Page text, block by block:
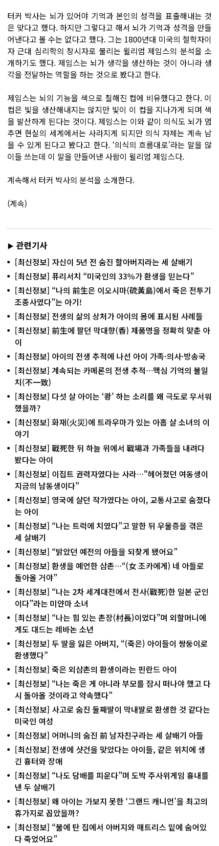
터커 박사는 뇌가 있어야 기억과 본인의 성격을 표출해내는 것
은 맞다고 했다. 하지만 그렇다고 해서 뇌가 기억과 성격을 만들
어낸다고 볼 수는 없다고 했다. 그는 1800년대 미국의 철학자이
자 근대 심리학의 창시자로 불리는 윌리엄 제임스의 분석을 소
개하기도 했다. 제임스는 뇌가 생각을 생산하는 것이 아니라 생
각을 전달하는 역할을 하는 것으로 봤다고 한다.
제임스는 뇌의 기능을 색으로 칠해진 컵에 비유했다고 한다. 이
컵은 빛을 생산해내지는 않지만 빛이 이 컵을 지나가게 되며 색
을 발산하게 된다는 것이다. 제임스는 이와 같이 의식도 뇌가 멈
추면 현실의 세계에서는 사라지게 되지만 의식 자체는 계속 남
을 수 있게 된다고 봤다고 한다. ‘의식의 흐름대로’라는 말을 많
이들 쓰는데 이 말을 만들어낸 사람이 윌리엄 제임스다.
계속해서 터커 박사의 분석을 소개한다.
(계속)
▶ 관련기사
[최신정보] 자신이 5년 전 숨진 할아버지라는 세 살배기
[최신정보] 퓨리서치 “미국인의 33％가 환생을 믿는다”
[최신정보] “나의 前生은 이오시마(硫黃島)에서 죽은 전투기
조종사였다”는 아기!
[최신정보] 전생의 삶의 상처가 아이의 몸에 표시된 사례들
[최신정보] 前生에 팔던 막대향(香) 제품명을 정확히 맞춘 아
이
[최신정보] 아이의 전생 추적에 나선 아이 가족·의사·방송국
[최신정보] 계속되는 카메론의 전생 추적…핵심 기억의 불일
치(不一致)
[최신정보] 다섯 살 아이는 ‘쾅’ 하는 소리를 왜 극도로 무서워
했을까?
[최신정보] 화재(火災)에 트라우마가 있는 아홉 살 소녀의 이
야기
[최신정보] 戰死한 뒤 하늘 위에서 戰場과 가족들을 내려다
봤다는 아이
[최신정보] 이집트 권력자였다는 사라…"헤어졌던 여동생이
지금의 남동생이다"
[최신정보] 영국에 살던 작가였다는 아이, 교통사고로 숨졌다
는 아이
[최신정보] “나는 트럭에 치였다”고 말한 뒤 우울증을 겪은
세 살배기
[최신정보] “밝았던 예전의 아들을 되찾게 됐어요”
[최신정보] 환생을 예언한 삼촌…“(女 조카에게) 네 아들로
돌아올 거야”
[최신정보] “나는 2차 세계대전에서 전사(戰死)한 일본 군인
이다”라는 미얀마 소녀
[최신정보] “나는 힘 있는 촌장(村長)이었다”며 외할머니에
게도 대드는 레바논 소년
[최신정보] 두 딸을 잃은 아버지, “(죽은) 아이들이 쌍둥이로
환생했다”
[최신정보] 죽은 외삼촌의 환생이라는 핀란드 아이
[최신정보] “나는 죽은 게 아니라 부모를 잠시 떠나야 했고 다
시 돌아올 것이라고 약속했다”
[최신정보] 사고로 숨진 둘째딸이 막내딸로 환생한 것 같다는
미국인 여성
[최신정보] 어머니의 숨진 前 남자친구라는 세 살배기 아들
[최신정보] 전생에 샷건을 맞았다는 아이들, 같은 위치에 생
긴 흉터와 장애
[최신정보] “나도 담배를 피운다”며 도박 주사위게임 흉내를
낸 두 살배기
[최신정보] 왜 아이는 가보지 못한 ‘그랜드 캐니언’을 최고의
휴가지로 꼽았을까?
[최신정보] “불에 탄 집에서 아버지와 매트리스 밑에 숨어있
다 죽었어요”